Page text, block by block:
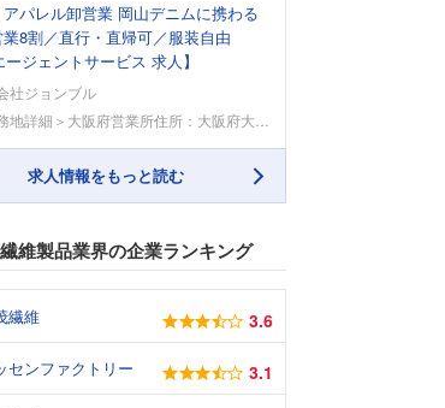
アパレル卸営業 岡山デニムに携わる
8割／直行・直帰可／服装自由
ージェントサービス 求人】
社ジョンブル
地詳細＞大阪府営業所住所：大阪府大阪市中央区
求人情報をもっと読む
繊維製品業界の企業ランキング
繊維 3.6
センファクトリー 3.1